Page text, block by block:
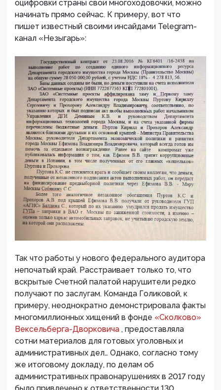
оцифровки страны свои многоходовочки, можно
начинать прямо сейчас. К примеру, вот что
пишет известный своими инсайдами Telegram-
канал «Незыгарь»:
Так что работы у нового федерального аудитора
непочатый край. Расстраивает только то, что
вскрытые Счетной палатой нарушители редко
получают по заслугам. Команда Голиковой, к
примеру, неоднократно демонстрировала факты
многомиллионных хищений в фонде «Сколково»
Вексельберга-Дворковича , предоставляла
сотни материалов для готовых уголовных и
административных дел… Однако, согласно тому
же итоговому докладу, по делам об
административных правонарушениях в 2017 году